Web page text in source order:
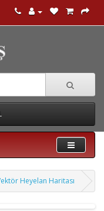
Heyelan Haritası